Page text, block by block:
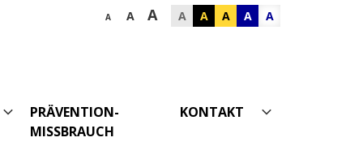
A A A A A A A A
PRÄVENTION-
MISSBRAUCH
KONTAKT